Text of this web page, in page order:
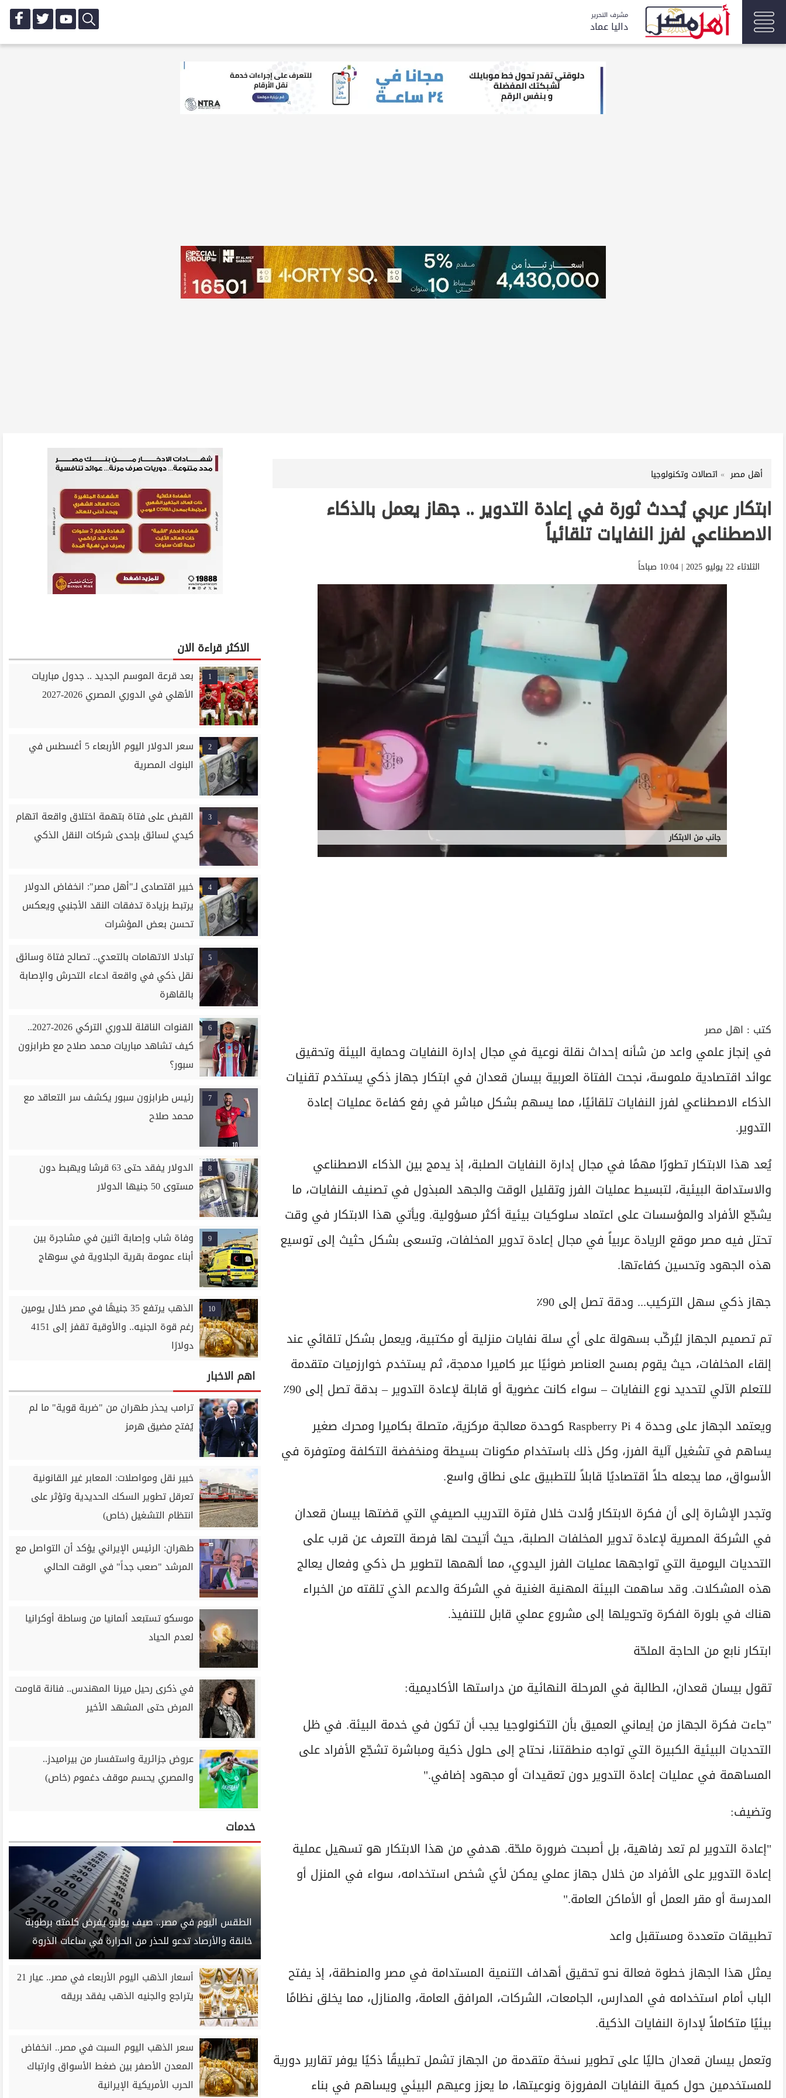
مشرف التحرير
داليا عماد
أهل مصر اتصالات وتكنولوجيا
ابتكار عربي يُحدث ثورة في إعادة التدوير .. جهاز يعمل بالذكاء
الاصطناعي لفرز النفايات تلقائياً
الثلاثاء 22 يوليو 2025 | 10:04 صباحاً
جانب من الابتكار
كتب : اهل مصر
في إنجاز علمي واعد من شأنه إحداث نقلة نوعية في مجال إدارة النفايات وحماية البيئة وتحقيق
عوائد اقتصادية ملموسة، نجحت الفتاة العربية بيسان قعدان في ابتكار جهاز ذكي يستخدم تقنيات
الذكاء الاصطناعي لفرز النفايات تلقائيًا، مما يسهم بشكل مباشر في رفع كفاءة عمليات إعادة
التدوير.
يُعد هذا الابتكار تطورًا مهمًا في مجال إدارة النفايات الصلبة، إذ يدمج بين الذكاء الاصطناعي
والاستدامة البيئية، لتبسيط عمليات الفرز وتقليل الوقت والجهد المبذول في تصنيف النفايات، ما
يشجّع الأفراد والمؤسسات على اعتماد سلوكيات بيئية أكثر مسؤولية. ويأتي هذا الابتكار في وقت
تحتل فيه مصر موقع الريادة عربياً في مجال إعادة تدوير المخلفات، وتسعى بشكل حثيث إلى توسيع
هذه الجهود وتحسين كفاءتها.
جهاز ذكي سهل التركيب... ودقة تصل إلى 90٪
تم تصميم الجهاز ليُركّب بسهولة على أي سلة نفايات منزلية أو مكتبية، ويعمل بشكل تلقائي عند
إلقاء المخلفات، حيث يقوم بمسح العناصر ضوئيًا عبر كاميرا مدمجة، ثم يستخدم خوارزميات متقدمة
للتعلم الآلي لتحديد نوع النفايات – سواء كانت عضوية أو قابلة لإعادة التدوير – بدقة تصل إلى 90٪
ويعتمد الجهاز على وحدة Raspberry Pi 4 كوحدة معالجة مركزية، متصلة بكاميرا ومحرك صغير
يساهم في تشغيل آلية الفرز، وكل ذلك باستخدام مكونات بسيطة ومنخفضة التكلفة ومتوفرة في
الأسواق، مما يجعله حلاً اقتصاديًا قابلاً للتطبيق على نطاق واسع.
وتجدر الإشارة إلى أن فكرة الابتكار وُلدت خلال فترة التدريب الصيفي التي قضتها بيسان قعدان
في الشركة المصرية لإعادة تدوير المخلفات الصلبة، حيث أتيحت لها فرصة التعرف عن قرب على
التحديات اليومية التي تواجهها عمليات الفرز اليدوي، مما ألهمها لتطوير حل ذكي وفعال يعالج
هذه المشكلات. وقد ساهمت البيئة المهنية الغنية في الشركة والدعم الذي تلقته من الخبراء
هناك في بلورة الفكرة وتحويلها إلى مشروع عملي قابل للتنفيذ.
ابتكار نابع من الحاجة الملحّة
تقول بيسان قعدان، الطالبة في المرحلة النهائية من دراستها الأكاديمية:
"جاءت فكرة الجهاز من إيماني العميق بأن التكنولوجيا يجب أن تكون في خدمة البيئة. في ظل
التحديات البيئية الكبيرة التي تواجه منطقتنا، نحتاج إلى حلول ذكية ومباشرة تشجّع الأفراد على
المساهمة في عمليات إعادة التدوير دون تعقيدات أو مجهود إضافي."
وتضيف:
"إعادة التدوير لم تعد رفاهية، بل أصبحت ضرورة ملحّة. هدفي من هذا الابتكار هو تسهيل عملية
إعادة التدوير على الأفراد من خلال جهاز عملي يمكن لأي شخص استخدامه، سواء في المنزل أو
المدرسة أو مقر العمل أو الأماكن العامة."
تطبيقات متعددة ومستقبل واعد
يمثل هذا الجهاز خطوة فعالة نحو تحقيق أهداف التنمية المستدامة في مصر والمنطقة، إذ يفتح
الباب أمام استخدامه في المدارس، الجامعات، الشركات، المرافق العامة، والمنازل، مما يخلق نظامًا
بيئيًا متكاملاً لإدارة النفايات الذكية.
وتعمل بيسان قعدان حاليًا على تطوير نسخة متقدمة من الجهاز تشمل تطبيقًا ذكيًا يوفر تقارير دورية
للمستخدمين حول كمية النفايات المفروزة ونوعيتها، ما يعزز وعيهم البيئي ويساهم في بناء
الاكثر قراءة الان
1
بعد قرعة الموسم الجديد .. جدول مباريات
الأهلي في الدوري المصري 2026-2027
2
سعر الدولار اليوم الأربعاء 5 أغسطس في
البنوك المصرية
3
القبض على فتاة بتهمة اختلاق واقعة اتهام
كيدي لسائق بإحدى شركات النقل الذكي
4
خبير اقتصادى لـ"أهل مصر": انخفاض الدولار
يرتبط بزيادة تدفقات النقد الأجنبي ويعكس
تحسن بعض المؤشرات
5
تبادلا الاتهامات بالتعدي.. تصالح فتاة وسائق
نقل ذكي في واقعة ادعاء التحرش والإصابة
بالقاهرة
6
القنوات الناقلة للدوري التركي 2026-2027..
كيف تشاهد مباريات محمد صلاح مع طرابزون
سبور؟
7
رئيس طرابزون سبور يكشف سر التعاقد مع
محمد صلاح
8
الدولار يفقد حتى 63 قرشا ويهبط دون
مستوى 50 جنيها الدولار
9
وفاة شاب وإصابة اثنين في مشاجرة بين
أبناء عمومة بقرية الجلاوية في سوهاج
10
الذهب يرتفع 35 جنيهًا في مصر خلال يومين
رغم قوة الجنيه.. والأوقية تقفز إلى 4151
دولارًا
اهم الاخبار
ترامب يحذر طهران من "ضربة قوية" ما لم
يُفتح مضيق هرمز
خبير نقل ومواصلات: المعابر غير القانونية
تعرقل تطوير السكك الحديدية وتؤثر على
انتظام التشغيل (خاص)
طهران: الرئيس الإيراني يؤكد أن التواصل مع
المرشد "صعب جداً" في الوقت الحالي
موسكو تستبعد ألمانيا من وساطة أوكرانيا
لعدم الحياد
في ذكرى رحيل ميرنا المهندس.. فنانة قاومت
المرض حتى المشهد الأخير
عروض جزائرية واستفسار من بيراميدز..
والمصري يحسم موقف دغموم (خاص)
خدمات
الطقس اليوم في مصر.. صيف يوليو يفرض كلمته برطوبة
خانقة والأرصاد تدعو للحذر من الحرارة في ساعات الذروة
أسعار الذهب اليوم الأربعاء في مصر.. عيار 21
يتراجع والجنيه الذهب يفقد بريقه
سعر الذهب اليوم السبت في مصر.. انخفاض
المعدن الأصفر بين ضغط الأسواق وارتباك
الحرب الأمريكية الإيرانية